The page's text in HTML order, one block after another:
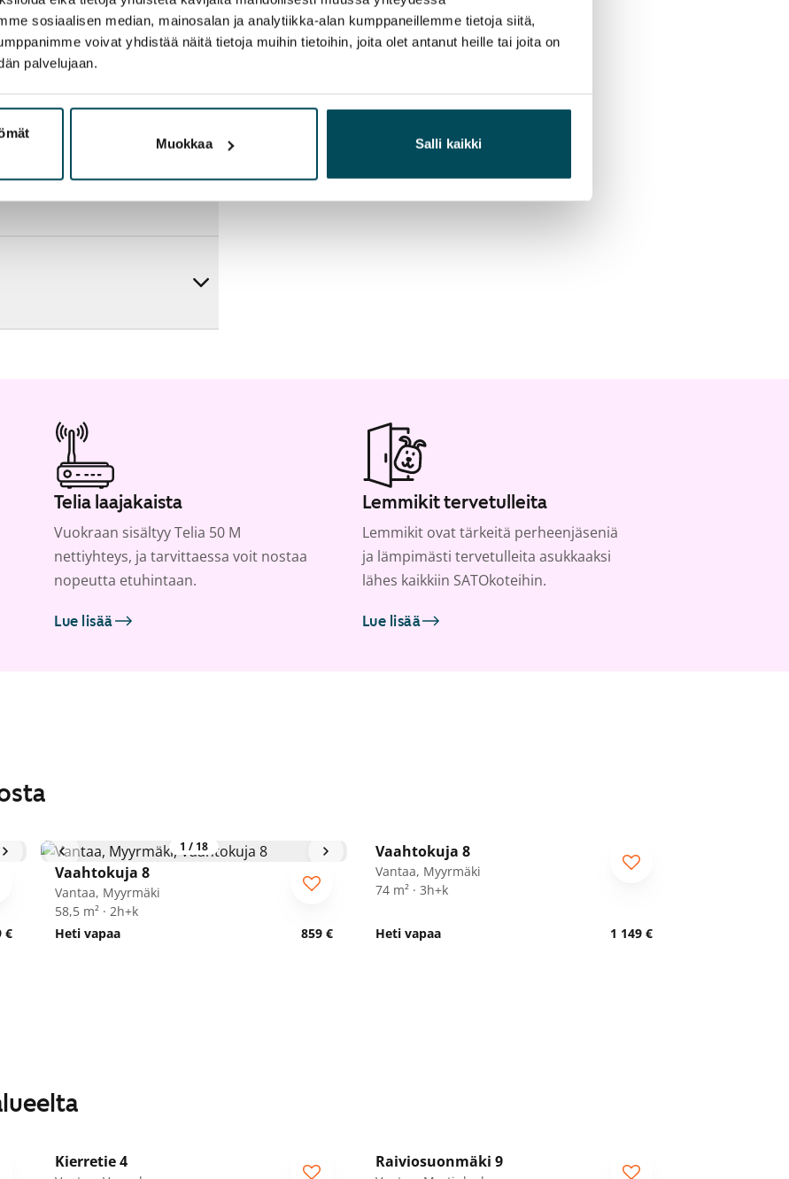
sosiaalisen median, mainosalan ja analytiikka-alan kumppaneillemme tietoja siitä,
voivat yhdistää näitä tietoja muihin tietoihin, joita olet antanut heille tai joita on
palvelujaan.
Muokkaa Salli kaikki
Telia laajakaista
Vuokraan sisältyy Telia 50 M
nettiyhteys, ja tarvittaessa voit nostaa
nopeutta etuhintaan.
Lue lisää
Lemmikit tervetulleita
Lemmikit ovat tärkeitä perheenjäseniä
ja lämpimästi tervetulleita asukkaaksi
lähes kaikkiin SATOkoteihin.
Lue lisää
€
1 / 18
Vaahtokuja 8
Vantaa, Myyrmäki
58,5 m² · 2h+k
Heti vapaa
859 €
Vaahtokuja 8
Vantaa, Myyrmäki
74 m² · 3h+k
Heti vapaa 1 149 €
Kierretie 4 Raiviosuonmäki 9